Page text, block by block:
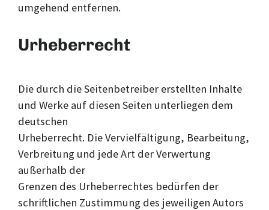
umgehend entfernen.
Urheberrecht
Die durch die Seitenbetreiber erstellten Inhalte
und Werke auf diesen Seiten unterliegen dem
deutschen
Urheberrecht. Die Vervielfältigung, Bearbeitung,
Verbreitung und jede Art der Verwertung
außerhalb der
Grenzen des Urheberrechtes bedürfen der
schriftlichen Zustimmung des jeweiligen Autors